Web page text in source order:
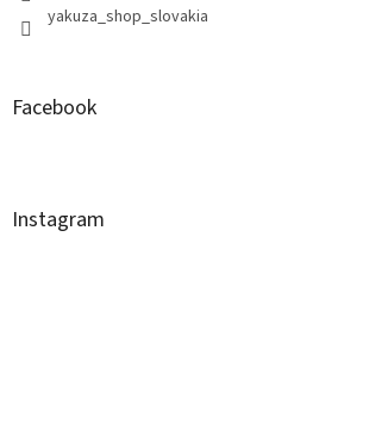
yakuza_shop_slovakia
Facebook
Instagram